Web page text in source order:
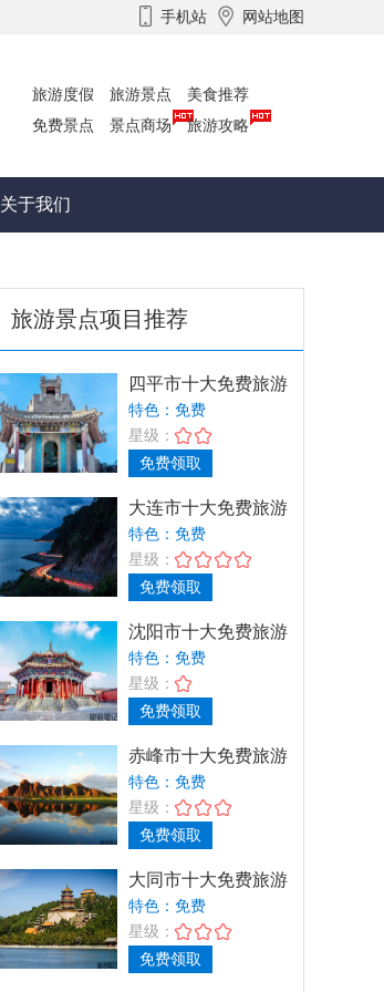
手机站 网站地图
旅游度假 旅游景点
美食推荐
免费景点
景点商场 旅游攻略
关于我们
旅游景点项目推荐
四平市十大免费旅游
景点推荐，畅游英雄
城，
特色：免费
星级：
免费领取
大连市十大免费旅游
景点推荐，畅游滨
城，免
特色：免费
星级：
免费领取
沈阳市十大免费旅游
景点推荐，畅游盛
京，免
特色：免费
星级：
免费领取
赤峰市十大免费旅游
景点推荐，畅游草
原，免
特色：免费
星级：
免费领取
大同市十大免费旅游
景点推荐_畅游古都
免费
特色：免费
星级：
免费领取